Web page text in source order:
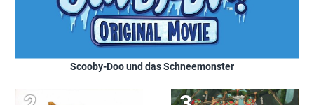
Scooby-Doo und das Schneemonster